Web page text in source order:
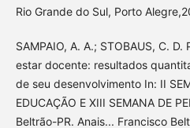
Rio Grande do Sul, Porto
SAMPAIO, A. A.; STOBAUS, C.
estar docente: resultados
de seu desenvolvimento In: II
EDUCAÇÃO E XIII SEMANA DE
Beltrão-PR. Anais... Francisco